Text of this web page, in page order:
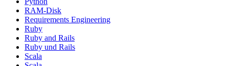
RAM-Disk
Requirements Engineering
Ruby
Ruby and Rails
Ruby und Rails
Scala